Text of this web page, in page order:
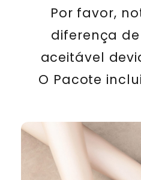
Por favor,
diferença
aceitável
O Pacote